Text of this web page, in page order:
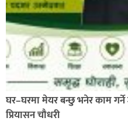
पत्रकारको प्रेसकार्ड बोकेर
रहेको आरोपमा ३ जना पक्राउ,
घर–घरमा मेयर बन्छु भनेर काम
प्रियासन चौधरी